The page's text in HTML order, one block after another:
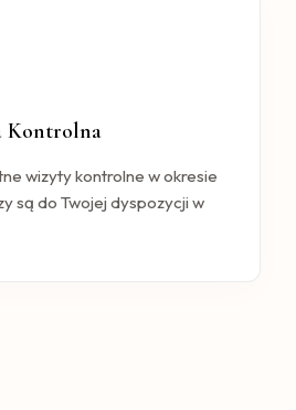
Kontrolna
wizyty kontrolne w okresie
są do Twojej dyspozycji w